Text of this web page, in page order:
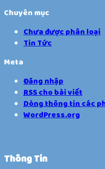
Chuyên mục
Chưa được phân loại
Tin Tức
Meta
Đăng nhập
RSScho bài viết
Dòng thông tincác
WordPress.org
Thông Tin